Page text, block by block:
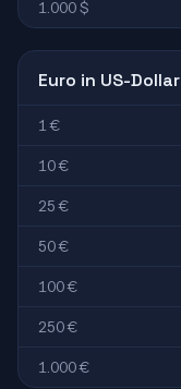
1.000 $
Euro in US-Dollar
1 €
10 €
25 €
50 €
100 €
250 €
1.000 €